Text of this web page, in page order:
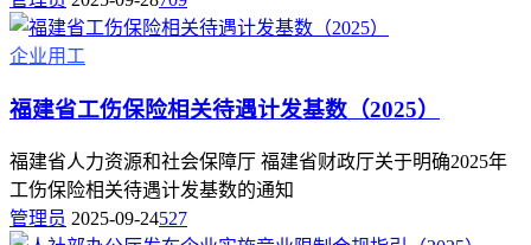
企业用工
福建省工伤保险相关待遇计发基数（2025）
福建省人力资源和社会保障厅 福建省财政厅关于明确2025年
工伤保险相关待遇计发基数的通知
管理员 2025-09-24527